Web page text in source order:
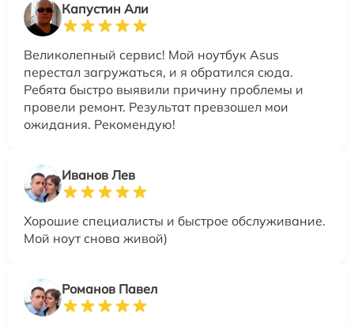
Капустин Али
Великолепный сервис! Мой ноутбук Asus
перестал загружаться, и я обратился сюда.
Ребята быстро выявили причину проблемы и
провели ремонт. Результат превзошел мои
ожидания. Рекомендую!
Иванов Лев
Хорошие специалисты и быстрое обслуживание.
Мой ноут снова живой)
Романов Павел